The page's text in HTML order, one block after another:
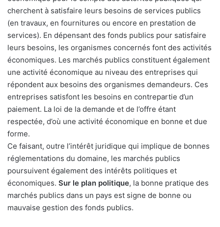
cherchent à satisfaire leurs besoins de services publics
(en travaux, en fournitures ou encore en prestation de
services). En dépensant des fonds publics pour satisfaire
leurs besoins, les organismes concernés font des activités
économiques. Les marchés publics constituent également
une activité économique au niveau des entreprises qui
répondent aux besoins des organismes demandeurs. Ces
entreprises satisfont les besoins en contrepartie d’un
paiement. La loi de la demande et de l’offre étant
respectée, d’où une activité économique en bonne et due
forme.
Ce faisant, outre l’intérêt juridique qui implique de bonnes
réglementations du domaine, les marchés publics
poursuivent également des intérêts politiques et
économiques. Sur le plan politique, la bonne pratique des
marchés publics dans un pays est signe de bonne ou
mauvaise gestion des fonds publics.